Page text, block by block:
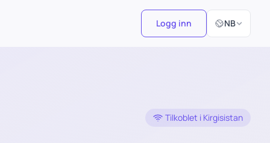
Logg inn NB
Velg språk
Tilkoblet i Kirgisistan